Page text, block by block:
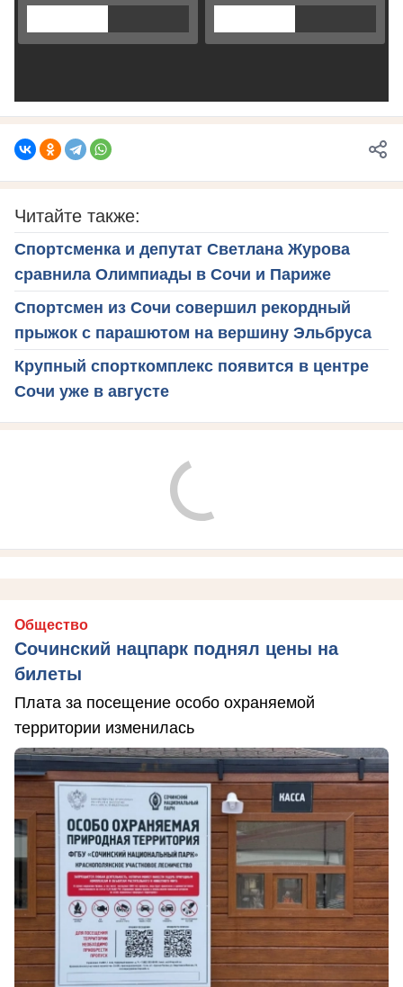
Читайте также:
Спортсменка и депутат Светлана Журова
сравнила Олимпиады в Сочи и Париже
Спортсмен из Сочи совершил рекордный
прыжок с парашютом на вершину Эльбруса
Крупный спорткомплекс появится в центре
Сочи уже в августе
Общество
Сочинский нацпарк поднял цены на
билеты
Плата за посещение особо охраняемой
территории изменилась